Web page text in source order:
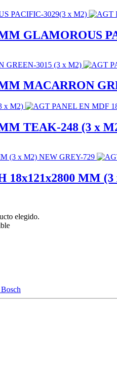
GLAMOROUS
MACARRON
TEAK-248 (3 x
MM
elegido.